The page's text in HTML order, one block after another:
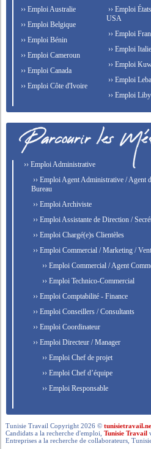
›› Emploi Australie
›› Emploi Belgique
›› Emploi Bénin
›› Emploi Cameroun
›› Emploi Canada
›› Emploi Côte d'Ivoire
›› Emploi
USA
›› Emploi
›› Emploi Italie
›› Emploi
›› Emploi
›› Emploi
›› Emploi Administrative
›› Emploi Agent Administrative / Agent
Bureau
›› Emploi Archiviste
›› Emploi Assistante de Direction /
›› Emploi Chargé(e)s Clientèles
›› Emploi Commercial / Marketing /
›› Emploi Commercial / Agent
›› Emploi Technico-Commercial
›› Emploi Comptabilité - Finance
›› Emploi Conseillers / Consultants
›› Emploi Coordinateur
›› Emploi Directeur / Manager
›› Emploi Chef de projet
›› Emploi Chef d’équipe
›› Emploi Responsable
Tunisie Travail Copyright 2026 ©
Candidats a la recherche d'emploi,Tunisie Travail
Entreprises a la recherche de collaborateurs,